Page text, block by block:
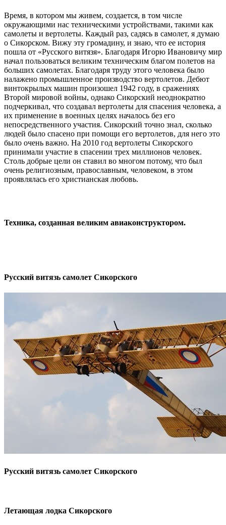
Время, в котором мы живем, создается, в том числе
окружающими нас техническими устройствами, такими как
самолеты и вертолеты. Каждый раз, садясь в самолет, я думаю
о Сикорском. Вижу эту громадину, и знаю, что ее история
пошла от «Русского витязя». Благодаря Игорю Ивановичу мир
начал пользоваться великим техническим благом полетов на
больших самолетах. Благодаря труду этого человека было
налажено промышленное производство вертолетов. Дебют
винтокрылых машин произошел 1942 году, в сражениях
Второй мировой войны, однако Сикорский неоднократно
подчеркивал, что создавал вертолеты для спасения человека, а
их применение в военных целях началось без его
непосредственного участия. Сикорский точно знал, сколько
людей было спасено при помощи его вертолетов, для него это
было очень важно. На 2010 год вертолеты Сикорского
принимали участие в спасении трех миллионов человек.
Столь добрые цели он ставил во многом потому, что был
очень религиозным, православным, человеком, в этом
проявлялась его христианская любовь.
Техника, созданная великим авиаконструктором.
Русский витязь самолет Сикорского
Русский витязь самолет Сикорского
Летающая лодка Сикорского